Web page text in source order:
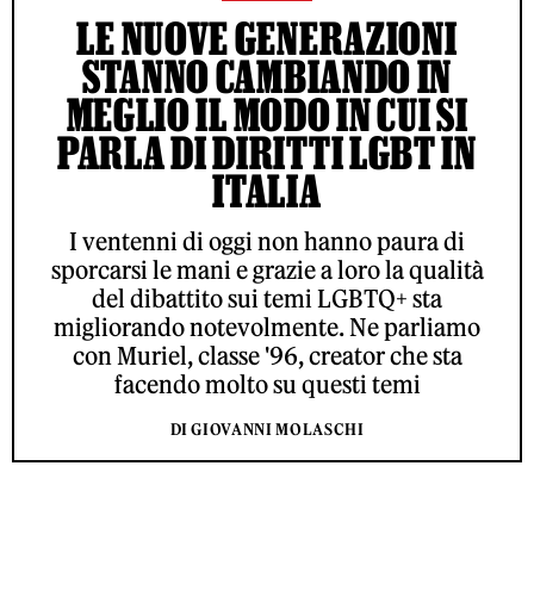
LE NUOVE GENERAZIONI
STANNO CAMBIANDO IN
MEGLIO IL MODO IN CUI SI
PARLA DI DIRITTI LGBT IN
ITALIA
I ventenni di oggi non hanno paura di
sporcarsi le mani e grazie a loro la qualità
del dibattito sui temi LGBTQ+ sta
migliorando notevolmente. Ne parliamo
con Muriel, classe '96, creator che sta
facendo molto su questi temi
DI GIOVANNI MOLASCHI